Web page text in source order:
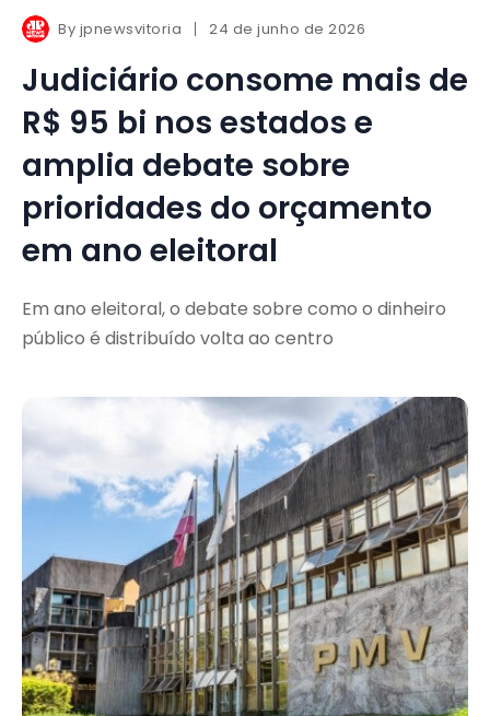
By jpnewsvitoria 24 de junho de 2026
Judiciário consome mais de
R$ 95 bi nos estados e
amplia debate sobre
prioridades do orçamento
em ano eleitoral
Em ano eleitoral, o debate sobre como o dinheiro
público é distribuído volta ao centro